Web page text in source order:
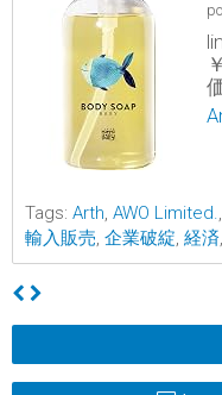
Tags: Arth, AWO Limited.,
輸入販売, 企業破綻, 経済,